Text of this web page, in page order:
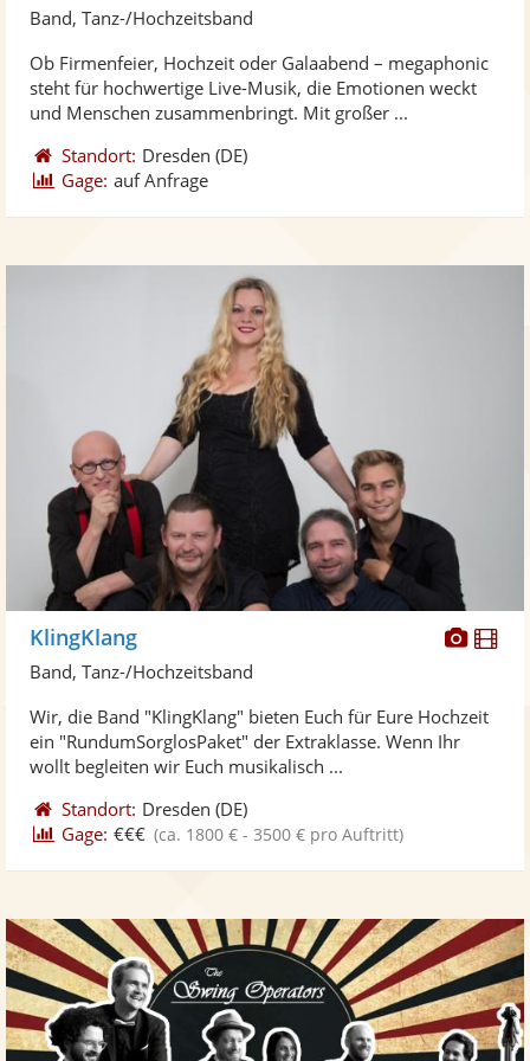
Fotos
Band, Tanz-/Hochzeitsband
Ob Firmenfeier, Hochzeit oder Galaabend – megaphonic
steht für hochwertige Live-Musik, die Emotionen weckt
und Menschen zusammenbringt. Mit großer ...
Standort: Dresden (DE)
Gage: auf Anfrage
Fotos
KlingKlang
Band, Tanz-/Hochzeitsband
Wir, die Band "KlingKlang" bieten Euch für Eure Hochzeit
ein "RundumSorglosPaket" der Extraklasse. Wenn Ihr
wollt begleiten wir Euch musikalisch ...
Standort: Dresden (DE)
Gage: €€€ (ca. 1800 € - 3500 € pro Auftritt)